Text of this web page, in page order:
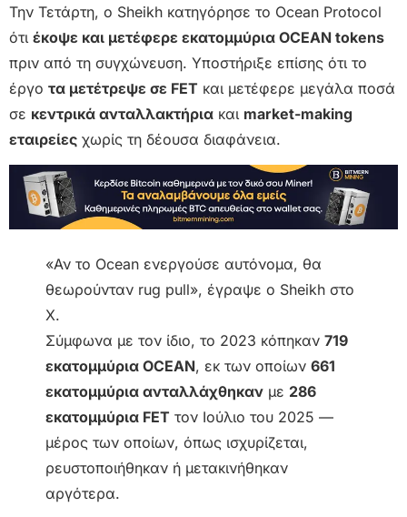
Την Τετάρτη, ο Sheikh κατηγόρησε το Ocean Protocol
ότι έκοψε και μετέφερε εκατομμύρια OCEAN tokens
πριν από τη συγχώνευση. Υποστήριξε επίσης ότι το
έργο τα μετέτρεψε σε FET και μετέφερε μεγάλα ποσά
σε κεντρικά ανταλλακτήρια και market-making
εταιρείες χωρίς τη δέουσα διαφάνεια.
«Αν το Ocean ενεργούσε αυτόνομα, θα
θεωρούνταν rug pull», έγραψε ο Sheikh στο
X.
Σύμφωνα με τον ίδιο, το 2023 κόπηκαν 719
εκατομμύρια OCEAN, εκ των οποίων 661
εκατομμύρια ανταλλάχθηκαν με 286
εκατομμύρια FET τον Ιούλιο του 2025 —
μέρος των οποίων, όπως ισχυρίζεται,
ρευστοποιήθηκαν ή μετακινήθηκαν
αργότερα.